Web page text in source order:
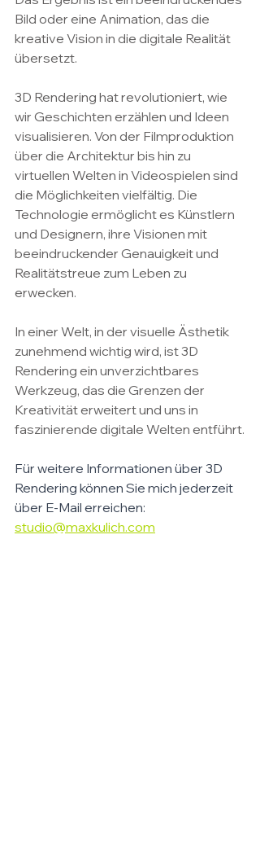
Bild oder eine Animation, das die
kreative Vision in die digitale Realität
übersetzt.
3D Rendering hat revolutioniert, wie
wir Geschichten erzählen und Ideen
visualisieren. Von der Filmproduktion
über die Architektur bis hin zu
virtuellen Welten in Videospielen sind
die Möglichkeiten vielfältig. Die
Technologie ermöglicht es Künstlern
und Designern, ihre Visionen mit
beeindruckender Genauigkeit und
Realitätstreue zum Leben zu
erwecken.
In einer Welt, in der visuelle Ästhetik
zunehmend wichtig wird, ist 3D
Rendering ein unverzichtbares
Werkzeug, das die Grenzen der
Kreativität erweitert und uns in
faszinierende digitale Welten entführt.
Für weitere Informationen über 3D
Rendering können Sie mich jederzeit
über E-Mail erreichen:
studio@maxkulich.com